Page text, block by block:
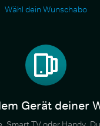
Wähl dein Wunschabo
Gerät deiner